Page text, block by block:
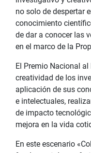
no solo de despertar
conocimiento
de dar a conocer las
en el marco de la
El Premio Nacional
creatividad de los
aplicación de sus
e intelectuales,
de impacto
mejora en la vida
En este escenario